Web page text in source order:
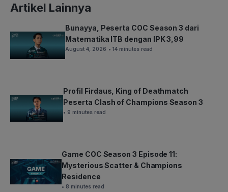
Artikel Lainnya
Bunayya, Peserta COC Season 3 dari
Matematika ITB dengan IPK 3,99
August 4, 2026 • 14 minutes read
Profil Firdaus, King of Deathmatch
Peserta Clash of Champions Season 3
• 9 minutes read
Game COC Season 3 Episode 11:
Mysterious Scatter & Champions
Residence
• 8 minutes read